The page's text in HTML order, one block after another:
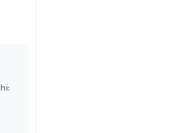
hảo cho PC, giúp hệ thống vận hành